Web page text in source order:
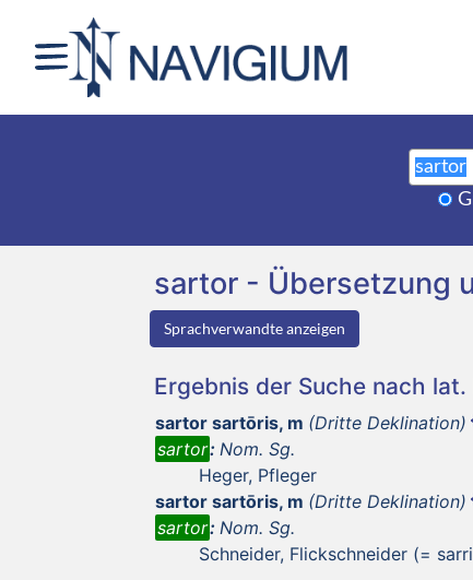
sartor - Übersetzung
Sprachverwandte anzeigen
Ergebnis der Suche nach lat.
sartor sartōris, m (Dritte Deklination)
sartor: Nom. Sg.
Heger, Pfleger
sartor sartōris, m (Dritte Deklination)
sartor: Nom. Sg.
Schneider, Flickschneider (=